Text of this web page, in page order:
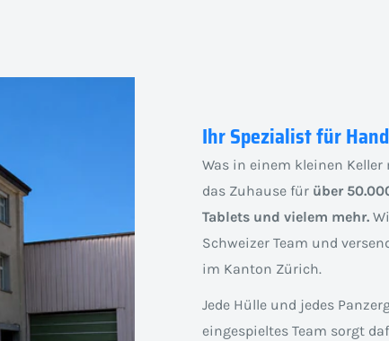
Ihr Spezialist für
Was in einem kleinen
das Zuhause für über
Tablets und vielem mehr.
Schweizer Team und
im Kanton Zürich.
Jede Hülle und jedes
eingespieltes Team sorgt